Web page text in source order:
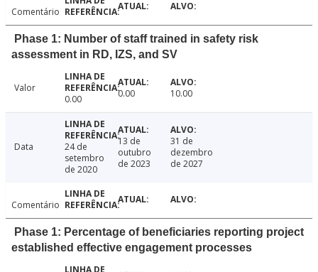
Comentário
Phase 1: Number of staff trained in safety risk
assessment in RD, IZS, and SV
Valor
0.00
0.00 10.00
Data
24 de
setembro
de 2020
13 de
outubro
de 2023
31 de
dezembro
de 2027
Comentário
Phase 1: Percentage of beneficiaries reporting project
established effective engagement processes